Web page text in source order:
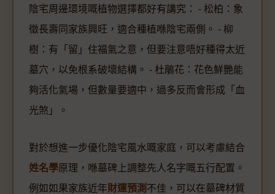
陰宅周邊環境嘅植物選擇都好有講究： - 松柏：象
徵長壽同家族興旺，適合種植喺陰宅兩側。 - 柳
樹：有「留」住福氣之意，但要注意唔好種得太近
墓穴，以免根系破壞結構。 - 杜鵑花：花色鮮艷能
夠活化氣場，但數量要適中，過多反而會形成「血
光煞」。
對於想進一步優化陰宅風水嘅家庭，可以考慮結合
姓名學原理，喺墓碑上調整先人名字嘅五行配置。
例如如果家族近年財運預測 不佳，可以在墓碑材質